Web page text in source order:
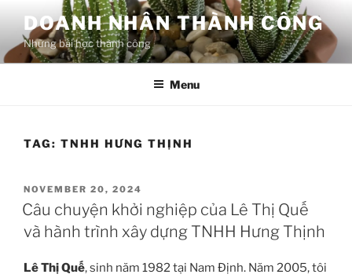
content
DOANH NHÂN THÀNH CÔNG
Những bài học thành công
Menu
TAG: TNHH HƯNG THỊNH
POSTED
ON
NOVEMBER 20, 2024
Câu chuyện khởi nghiệp của Lê Thị Quế
và hành trình xây dựng TNHH Hưng Thịnh
Lê Thị Quế, sinh năm 1982 tại Nam Định. Năm 2005, tôi